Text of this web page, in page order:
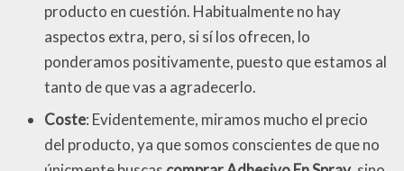
producto en cuestión. Habitualmente no hay
aspectos extra, pero, si sí los ofrecen, lo
ponderamos positivamente, puesto que estamos al
tanto de que vas a agradecerlo.
Coste: Evidentemente, miramos mucho el precio
del producto, ya que somos conscientes de que no